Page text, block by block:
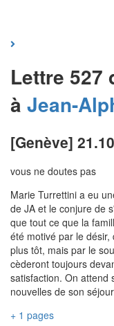
Lettre 527
à Jean-
[Genève]
vous ne doutes pas
Marie Turrettini a eu
de JA et le conjure de
que tout ce que la
été motivé par le
plus tôt, mais par le
cèderont toujours
satisfaction. On attend
nouvelles de son
+ 1 pages